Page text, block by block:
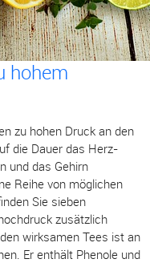
hohem
zu hohen Druck an den
die Dauer das Herz-
und das Gehirn
Reihe von möglichen
Sie sieben
zusätzlich
wirksamen Tees ist an
Er enthält Phenole und